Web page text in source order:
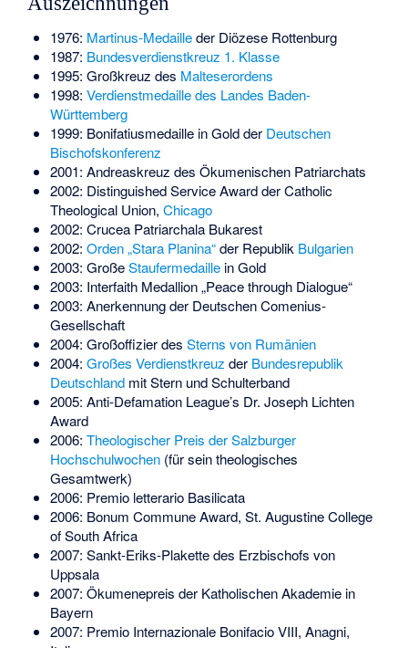
1976: Martinus-Medailleder Diözese Rottenburg
1987: Bundesverdienstkreuz 1. Klasse
1995: Großkreuz des Malteserordens
1998: Verdienstmedaille des Landes Baden-
Württemberg
1999: Bonifatiusmedaille in Gold der Deutschen
Bischofskonferenz
2001: Andreaskreuz des Ökumenischen Patriarchats
2002: Distinguished Service Award der Catholic
Theological Union, Chicago
2002: Crucea Patriarchala Bukarest
2002: Orden „Stara Planina“der Republik Bulgarien
2003: GroßeStaufermedaillein Gold
2003: Interfaith Medallion „Peace through Dialogue“
2003: Anerkennung der Deutschen Comenius-
Gesellschaft
2004: Großoffizier des Sterns von Rumänien
2004: Großes Verdienstkreuz der Bundesrepublik
Deutschlandmit Stern und Schulterband
2005: Anti-Defamation League’s Dr. Joseph Lichten
Award
2006: Theologischer Preis der Salzburger
Hochschulwochen(für sein theologisches
Gesamtwerk)
2006: Premio letterario Basilicata
2006: Bonum Commune Award, St. Augustine College
of South Africa
2007: Sankt-Eriks-Plakette des Erzbischofs von
Uppsala
2007: Ökumenepreis der Katholischen Akademie in
Bayern
2007: Premio Internazionale Bonifacio VIII, Anagni,